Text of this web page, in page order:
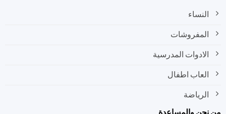
النساء
المفروشات
الادوات المدرسية
العاب اطفال
الرياضة
والمساعدة